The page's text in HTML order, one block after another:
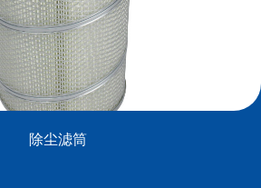
除尘滤筒